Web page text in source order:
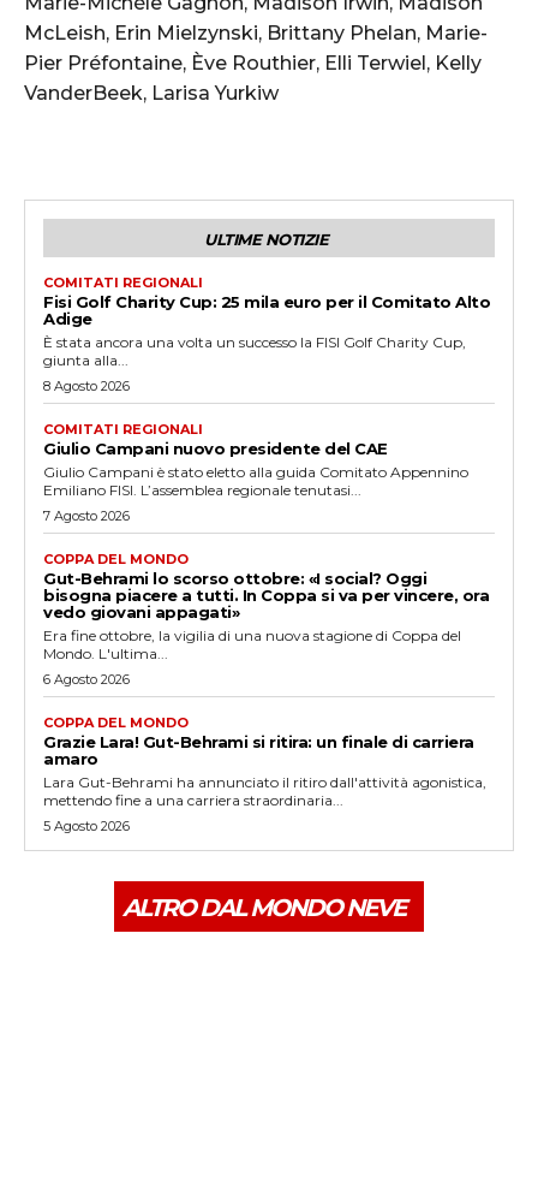
McLeish, Erin Mielzynski, Brittany Phelan, Marie-
Pier Préfontaine, Ève Routhier, Elli Terwiel, Kelly
VanderBeek, Larisa Yurkiw
ULTIME NOTIZIE
COMITATI REGIONALI
Fisi Golf Charity Cup: 25 mila euro per il Comitato Alto
Adige
È stata ancora una volta un successo la FISI Golf Charity Cup,
giunta alla...
8 Agosto 2026
COMITATI REGIONALI
Giulio Campani nuovo presidente del CAE
Giulio Campani è stato eletto alla guida Comitato Appennino
Emiliano FISI. L’assemblea regionale tenutasi...
7 Agosto 2026
COPPA DEL MONDO
Gut-Behrami lo scorso ottobre: «I social? Oggi
bisogna piacere a tutti. In Coppa si va per vincere, ora
vedo giovani appagati»
Era fine ottobre, la vigilia di una nuova stagione di Coppa del
Mondo. L'ultima...
6 Agosto 2026
COPPA DEL MONDO
Grazie Lara! Gut-Behrami si ritira: un finale di carriera
amaro
Lara Gut-Behrami ha annunciato il ritiro dall'attività agonistica,
mettendo fine a una carriera straordinaria...
5 Agosto 2026
ALTRO DAL MONDO NEVE